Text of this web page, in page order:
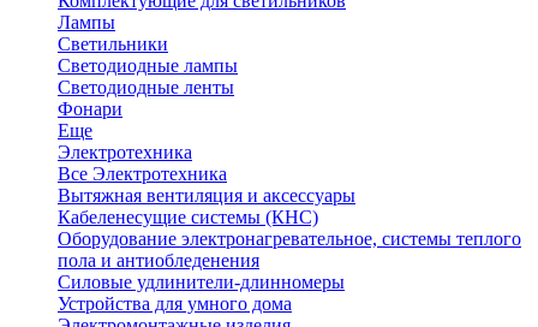
Лампы
Светильники
Светодиодные лампы
Светодиодные ленты
Фонари
Еще
Электротехника
Все Электротехника
Вытяжная вентиляция и аксессуары
Кабеленесущие системы (КНС)
Оборудование электронагревательное, системы теплого
пола и антиобледенения
Силовые удлинители-длинномеры
Устройства для умного дома